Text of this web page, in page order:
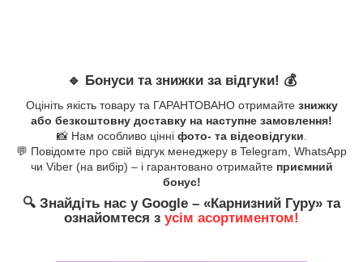
🔹 Бонуси та знижки за відгуки! 💰
Оцініть якість товару та ГАРАНТОВАНО отримайте знижку
або безкоштовну доставку на наступне замовлення!
📸 Нам особливо цінні фото- та відеовідгуки.
💬 Повідомте про свій відгук менеджеру в Telegram, WhatsApp
чи Viber (на вибір) – і гарантовано отримайте приємний
бонус!
🔍 Знайдіть нас у Google – «Карнизний Гуру» та
ознайомтеся з усім асортиментом!